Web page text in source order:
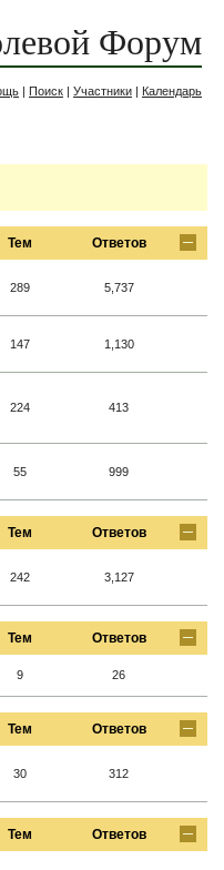
Форум
| Поиск | Участники | Календарь
Тем Ответов
289 5,737
147 1,130
224 413
55 999
Тем Ответов
242 3,127
Тем Ответов
9 26
Тем Ответов
30 312
Тем Ответов